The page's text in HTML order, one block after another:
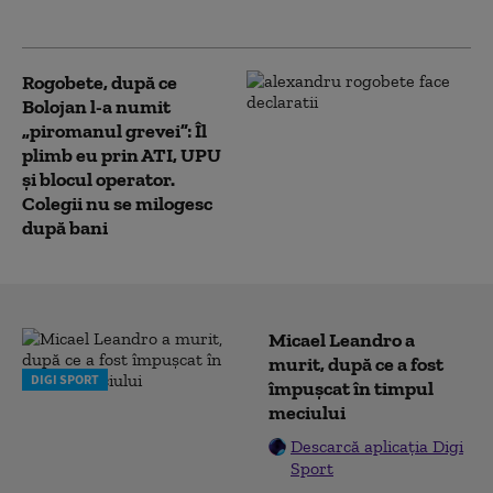
Rogobete, după ce
Bolojan l-a numit
„piromanul grevei”: Îl
plimb eu prin ATI, UPU
și blocul operator.
Colegii nu se milogesc
după bani
DIGI SPORT
Micael Leandro a
murit, după ce a fost
împușcat în timpul
meciului
Descarcă aplicația Digi
Sport